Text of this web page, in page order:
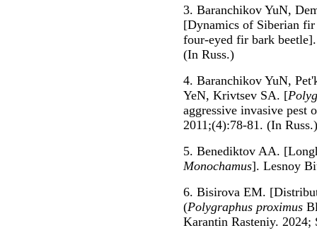
3. Baranchikov YuN,
[Dynamics of Siberian
four-eyed fir bark
(In Russ.)
4. Baranchikov YuN,
YeN, Krivtsev SA. [
aggressive invasive pest
2011;(4):78-81. (In Russ.)
5. Benediktov AA.
Monochamus]. Lesnoy
6. Bisirova EM.
(Polygraphus proximus
Karantin Rasteniy. 2024;